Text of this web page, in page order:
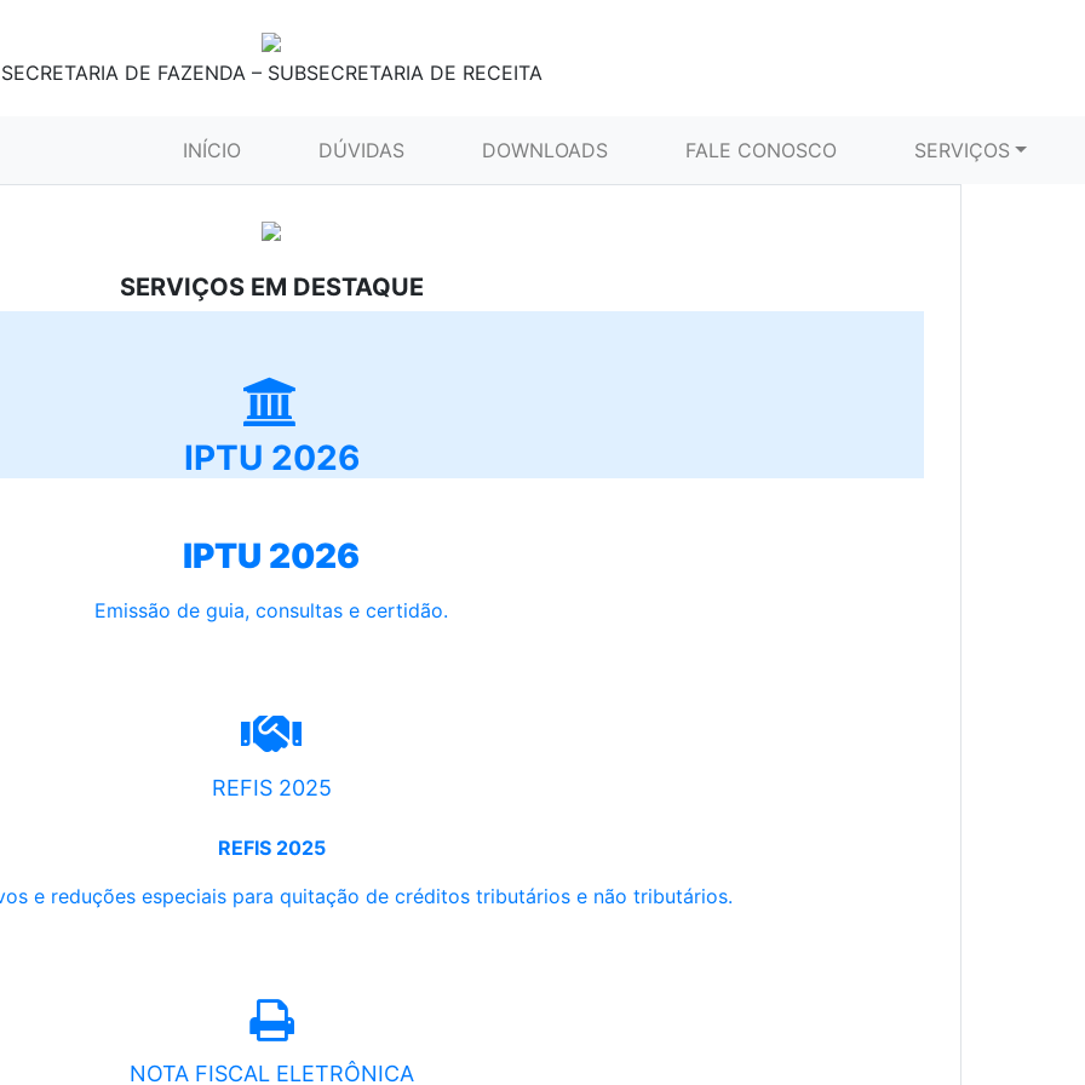
SECRETARIA DE FAZENDA – SUBSECRETARIA DE RECEITA
INÍCIO (CURRENT)DÚVIDAS DOWNLOADS FALE CONOSCO SERVIÇOS
SERVIÇOS EM DESTAQUE
IPTU 2026
IPTU 2026
Emissão de guia, consultas e certidão.
REFIS 2025
REFIS 2025
e reduções especiais para quitação de créditos tributários e não tributários.
NOTA FISCAL ELETRÔNICA